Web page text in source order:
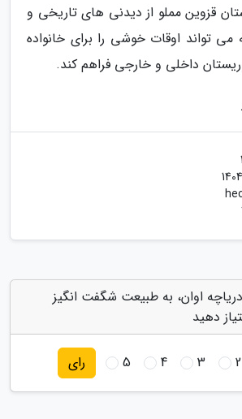
قزوین مملو از دیدنی های تاریخی و
تواند اوقات خوشی را برای خانواده
داخلی و خارجی فراهم کند.
اوان، به طبیعت شگفت انگیز
دهید
2
3
4
5 رای